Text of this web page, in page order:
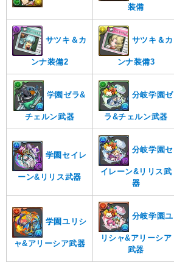
装備
サツキ＆カ
ンナ装備2
サツキ＆カ
ンナ装備3
学園ゼラ&
チェルン武器
分岐学園ゼ
ラ&チェルン武器
学園セイレ
ーン&リリス武器
分岐学園セ
イレーン&リリス武
器
学園ユリシ
ャ&アリーシア武器
分岐学園ユ
リシャ&アリーシア
武器